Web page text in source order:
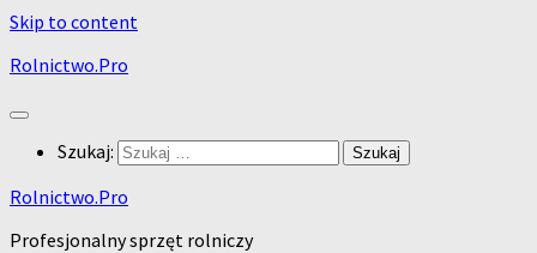
Skip to content
Rolnictwo.Pro
Szukaj:
Rolnictwo.Pro
Profesjonalny sprzęt rolniczy